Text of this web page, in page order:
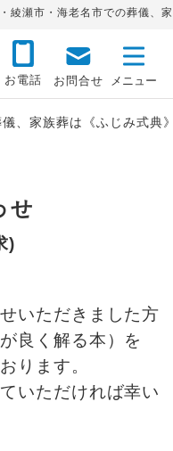
瀬市・海老名市での葬儀、
お電話 お問合せ
、家族葬は《ふじみ式典
せ
)
いただきました方
良く解る本）を
ります。
いただければ幸い